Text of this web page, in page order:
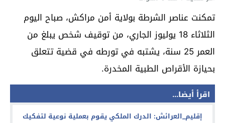
تمكنت عناصر الشرطة بولاية أمن مراكش، صباح اليوم
الثلاثاء 18 يوليوز الجاري، من توقيف شخص يبلغ من
العمر 25 سنة، يشتبه في تورطه في قضية تتعلق
بحيازة الأقراص الطبية المخدرة.
اقرأ أيضا...
إقليم_العرائش: الدرك الملكي يقوم بعملية نوعية لتفكيك